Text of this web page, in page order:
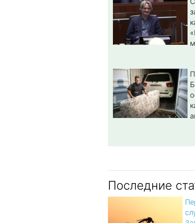
Последние